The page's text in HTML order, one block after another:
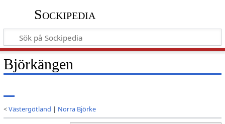
Sockipedia
Björkängen
<Västergötland | Norra Björke